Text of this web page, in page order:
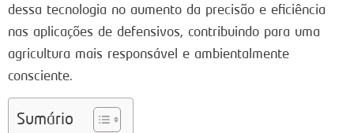
dessa tecnologia no aumento da precisão e eficiência
nas aplicações de defensivos, contribuindo para uma
agricultura mais responsável e ambientalmente
consciente.
Sumário